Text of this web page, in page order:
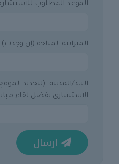
الموعد المطلوب
الميزانية المتاحة (إن وجدت):
البلد/المدينة: (لتحديد
الاستشاري يفضل لقاء
ارسال